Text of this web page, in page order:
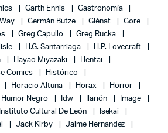
Garth Ennis
Gastronomía
Germán Butze Glénat
Gore
Greg Capullo
Greg Rucka
H.G. Santarriaga
H.P. Lovecraft
Hayao Miyazaki
Hentai
Comics
Histórico
Horacio Altuna Horax
Horror
Humor Negro Idw Ilarión
Image
Instituto Cultural De León
Isekai
Jack Kirby
Jaime Hernandez